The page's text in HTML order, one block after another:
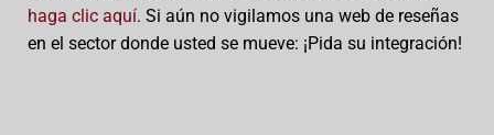
haga clic aquí. Si aún no vigilamos una web de reseñas
en el sector donde usted se mueve: ¡Pida su integración!